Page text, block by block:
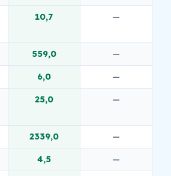
10,7 —
559,0 —
6,0 —
25,0 —
2339,0 —
4,5 —